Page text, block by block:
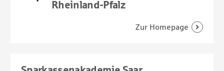
Rheinland-Pfalz